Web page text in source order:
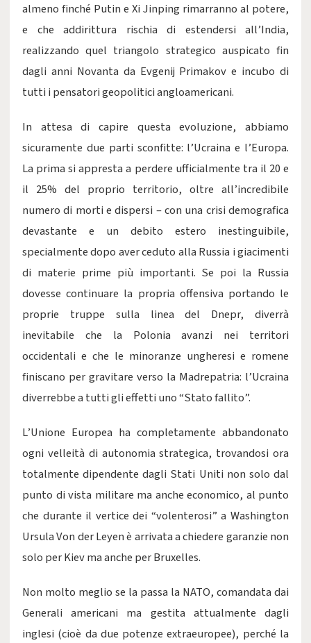
almeno finché Putin e Xi Jinping rimarranno al potere,
e che addirittura rischia di estendersi all’India,
realizzando quel triangolo strategico auspicato fin
dagli anni Novanta da Evgenij Primakov e incubo di
tutti i pensatori geopolitici angloamericani.
In attesa di capire questa evoluzione, abbiamo
sicuramente due parti sconfitte: l’Ucraina e l’Europa.
La prima si appresta a perdere ufficialmente tra il 20 e
il 25% del proprio territorio, oltre all’incredibile
numero di morti e dispersi – con una crisi demografica
devastante e un debito estero inestinguibile,
specialmente dopo aver ceduto alla Russia i giacimenti
di materie prime più importanti. Se poi la Russia
dovesse continuare la propria offensiva portando le
proprie truppe sulla linea del Dnepr, diverrà
inevitabile che la Polonia avanzi nei territori
occidentali e che le minoranze ungheresi e romene
finiscano per gravitare verso la Madrepatria: l’Ucraina
diverrebbe a tutti gli effetti uno “Stato fallito”.
L’Unione Europea ha completamente abbandonato
ogni velleità di autonomia strategica, trovandosi ora
totalmente dipendente dagli Stati Uniti non solo dal
punto di vista militare ma anche economico, al punto
che durante il vertice dei “volenterosi” a Washington
Ursula Von der Leyen è arrivata a chiedere garanzie non
solo per Kiev ma anche per Bruxelles.
Non molto meglio se la passa la NATO, comandata dai
Generali americani ma gestita attualmente dagli
inglesi (cioè da due potenze extraeuropee), perché la